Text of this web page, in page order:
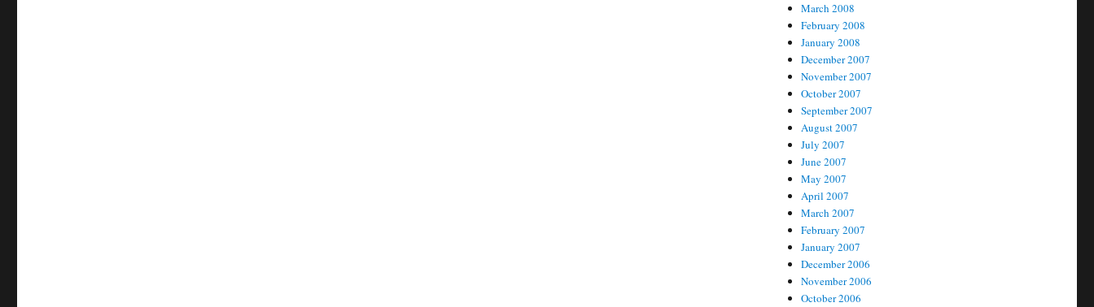
March 2008
February 2008
January 2008
December 2007
November 2007
October 2007
September 2007
August 2007
July 2007
June 2007
May 2007
April 2007
March 2007
February 2007
January 2007
December 2006
November 2006
October 2006